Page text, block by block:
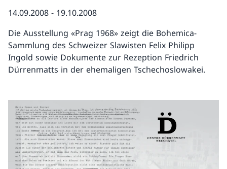
14.09.2008 - 19.10.2008
Die Ausstellung «Prag 1968» zeigt die Bohemica-
Sammlung des Schweizer Slawisten Felix Philipp
Ingold sowie Dokumente zur Rezeption Friedrich
Dürrenmatts in der ehemaligen Tschechoslowakei.